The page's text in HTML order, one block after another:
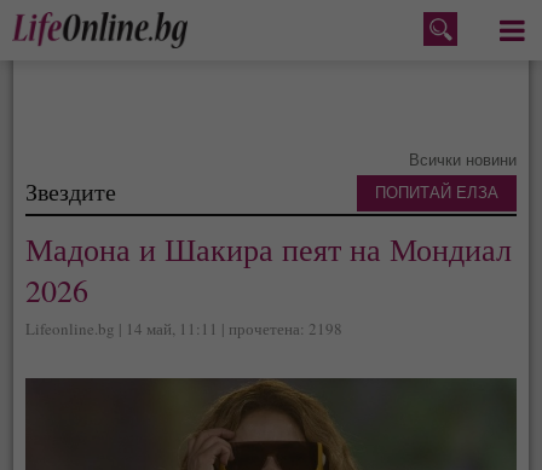
Меню
Всички новини
Звездите
Мадона и Шакира пеят на Мондиал
2026
Lifeonline.bg | 14 май, 11:11 | прочетена: 2198
ПОПИТАЙ ЕЛЗА